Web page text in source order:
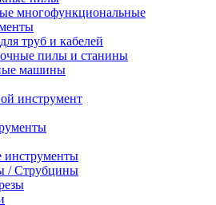
многофункциональные
труб и кабелей
пилы и станины
машины
инструмент
инструменты
/ Струбцины